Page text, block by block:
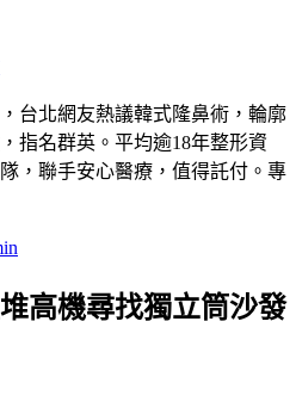
台北網友熱議韓式隆鼻術，輪廓
指名群英。平均逾18年整形資
，聯手安心醫療，值得託付。專
高機尋找獨立筒沙發